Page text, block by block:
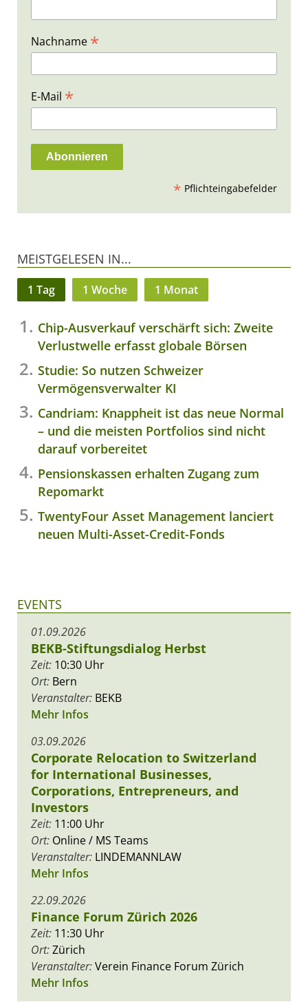
Nachname *
E-Mail *
* Pflichteingabefelder
MEISTGELESEN IN...
1 Tag 1 Woche 1 Monat
Chip-Ausverkauf verschärft sich: Zweite
Verlustwelle erfasst globale Börsen
Studie: So nutzen Schweizer
Vermögensverwalter KI
Candriam: Knappheit ist das neue Normal
– und die meisten Portfolios sind nicht
darauf vorbereitet
Pensionskassen erhalten Zugang zum
Repomarkt
TwentyFour Asset Management lanciert
neuen Multi-Asset-Credit-Fonds
EVENTS
01.09.2026
BEKB-Stiftungsdialog Herbst
Zeit: 10:30 Uhr
Ort: Bern
Veranstalter: BEKB
Mehr Infos
03.09.2026
Corporate Relocation to Switzerland
for International Businesses,
Corporations, Entrepreneurs, and
Investors
Zeit: 11:00 Uhr
Ort: Online / MS Teams
Veranstalter: LINDEMANNLAW
Mehr Infos
22.09.2026
Finance Forum Zürich 2026
Zeit: 11:30 Uhr
Ort:Zürich
Veranstalter:Verein Finance Forum Zürich
Mehr Infos